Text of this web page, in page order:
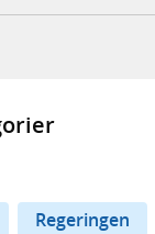
webbplats,
din e-postklient,
Regeringen